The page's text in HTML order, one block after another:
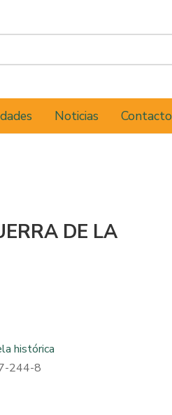
Noticias Contacto
DE LA
histórica
244-8